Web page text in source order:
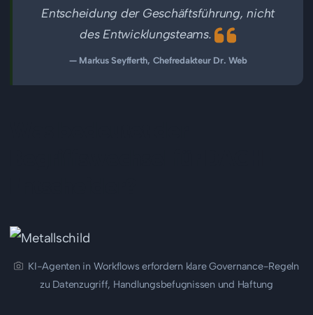
Entscheidung der Geschäftsführung, nicht
des Entwicklungsteams.
— Markus Seyfferth, Chefredakteur Dr. Web
KI-Agenten in Workflows erfordern klare Governance-Regeln
zu Datenzugriff, Handlungsbefugnissen und Haftung